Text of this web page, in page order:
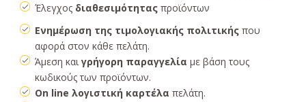
Έλεγχος διαθεσιμότητας προϊόντων
Ενημέρωση της τιμολογιακής πολιτικής που
αφορά στον κάθε πελάτη.
Άμεση καιγρήγορη παραγγελία με βάση τους
κωδικούς των προϊόντων.
Οn line λογιστική καρτέλα πελάτη.